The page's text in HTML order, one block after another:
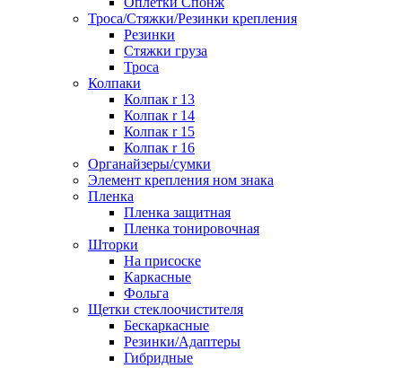
Троса/Стяжки/Резинки крепления
Резинки
Стяжки груза
Троса
Колпаки
Колпак r 13
Колпак r 14
Колпак r 15
Колпак r 16
Органайзеры/сумки
Элемент крепления ном знака
Пленка
Пленка защитная
Пленка тонировочная
Шторки
На присоске
Каркасные
Фольга
Щетки стеклоочистителя
Бескаркасные
Резинки/Адаптеры
Гибридные